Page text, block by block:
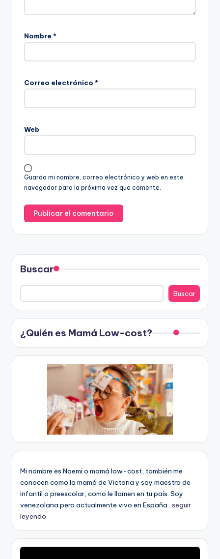
Nombre *
Correo electrónico *
Web
Guarda mi nombre, correo electrónico y web en este
navegador para la próxima vez que comente.
Buscar
Buscar
¿Quién es Mamá Low-cost?
Mi nombre es Noemi o mamá low-cost, también me
conocen como la mamá de Victoria y soy maestra de
infantil o preescolar, como le llamen en tu país. Soy
venezolana pero actualmente vivo en España...seguir
leyendo